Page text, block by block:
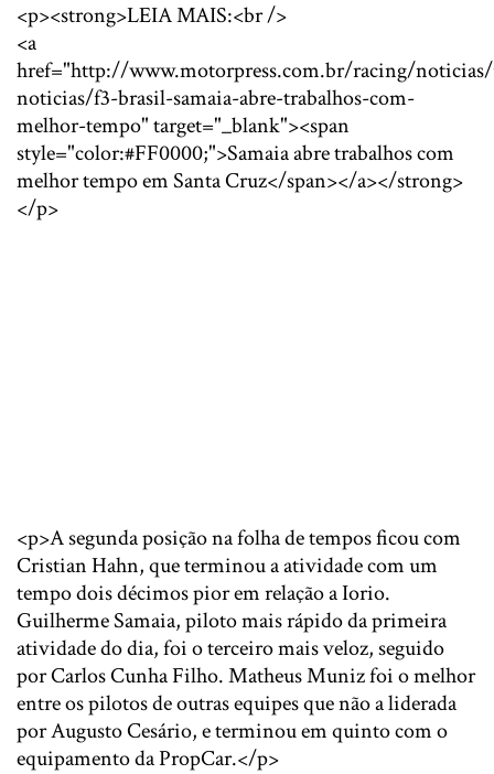
<p><strong>LEIA MAIS:<br />
<a
href="http://www.motorpress.com.br/racing/
noticias/f3-brasil-samaia-abre-trabalhos-com-
melhor-tempo" target="_blank"><span
style="color:#FF0000;">Samaia abre trabalhos com
melhor tempo em Santa Cruz</span></a></strong>
</p>
<p>A segunda posição na folha de tempos ficou com
Cristian Hahn, que terminou a atividade com um
tempo dois décimos pior em relação a Iorio.
Guilherme Samaia, piloto mais rápido da primeira
atividade do dia, foi o terceiro mais veloz, seguido
por Carlos Cunha Filho. Matheus Muniz foi o melhor
entre os pilotos de outras equipes que não a liderada
por Augusto Cesário, e terminou em quinto com o
equipamento da PropCar.</p>